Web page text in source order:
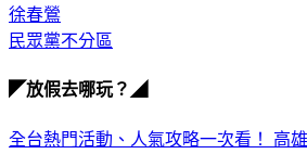
徐春鶯
民眾黨不分區
◤放假去哪玩？◢
全台熱門活動、人氣攻略一次看！ 高